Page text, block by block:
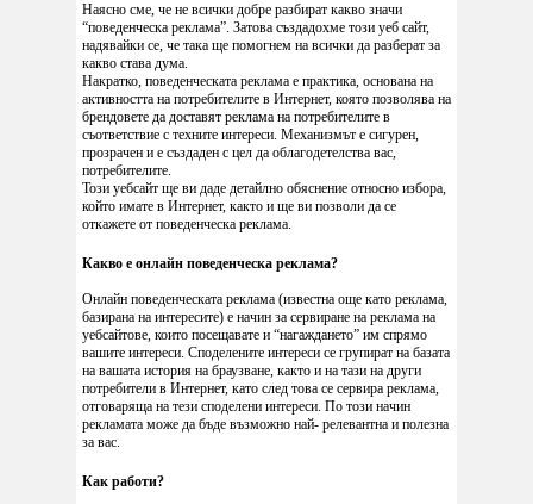
Наясно сме, че не всички добре разбират какво значи
“поведенческа реклама”. Затова създадохме този уеб сайт,
надявайки се, че така ще помогнем на всички да разберат за
какво става дума.
Накратко, поведенческата реклама е практика, основана на
активността на потребителите в Интернет, която позволява на
брендовете да доставят реклама на потребителите в
съответствие с техните интереси. Механизмът е сигурен,
прозрачен и е създаден с цел да облагодетелства вас,
потребителите.
Този уебсайт ще ви даде детайлно обяснение относно избора,
който имате в Интернет, както и ще ви позволи да се
откажете от поведенческа реклама.
Какво е онлайн поведенческа реклама?
Онлайн поведенческата реклама (известна още като реклама,
базирана на интересите) е начин за сервиране на реклама на
уебсайтове, които посещавате и “нагаждането” им спрямо
вашите интереси. Споделените интереси се групират на базата
на вашата история на браузване, както и на тази на други
потребители в Интернет, като след това се сервира реклама,
отговаряща на тези споделени интереси. По този начин
рекламата може да бъде възможно най- релевантна и полезна
за вас.
Как работи?